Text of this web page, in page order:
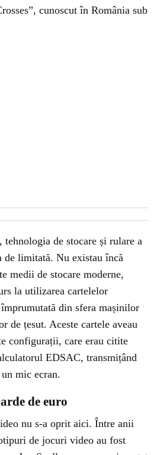
cunoscut în România sub
de stocare și rulare a
de limitată. Nu existau încă
medii de stocare moderne,
la utilizarea cartelelor
din sfera mașinilor
de țesut. Aceste cartele aveau
configurații, care erau citite
EDSAC, transmițând
mic ecran.
de euro
nu s-a oprit aici. Între anii
de jocuri video au fost